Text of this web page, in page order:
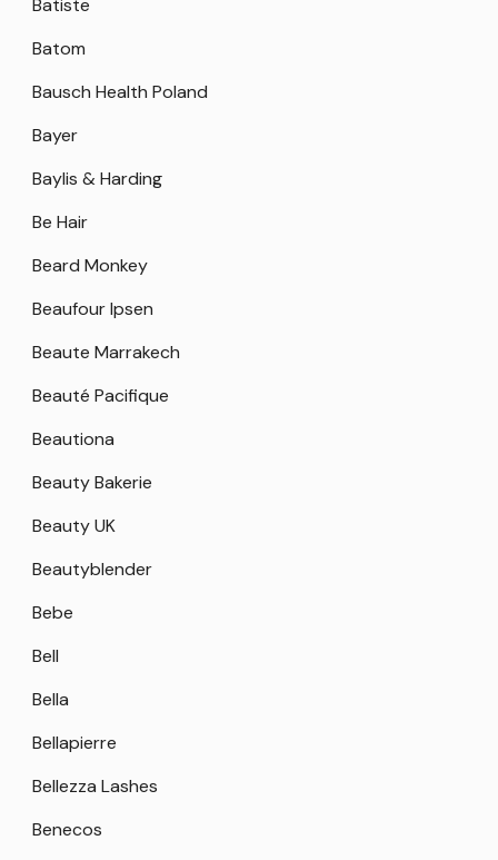
Batiste
Batom
Bausch Health Poland
Bayer
Baylis & Harding
Be Hair
Beard Monkey
Beaufour Ipsen
Beaute Marrakech
Beauté Pacifique
Beautiona
Beauty Bakerie
Beauty UK
Beautyblender
Bebe
Bell
Bella
Bellapierre
Bellezza Lashes
Benecos